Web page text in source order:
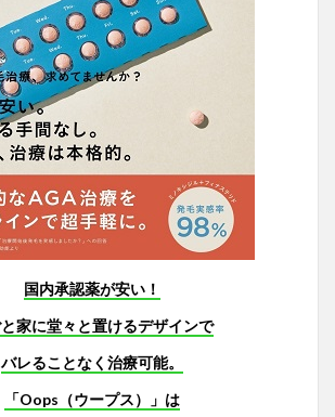
国内承認薬が安い！
家に堂々と置けるデザインで
バレることなく治療可能。
「Oops（ウープス）」は